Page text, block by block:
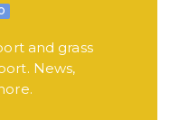
and grass
News,